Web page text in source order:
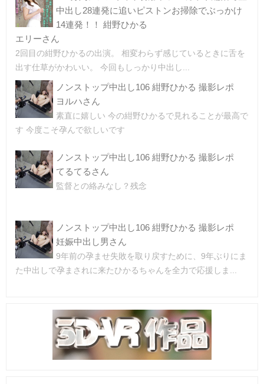
中出し28連発に追いピストンお掃除でぶっかけ
14連発！！ 紺野ひかる
エリーさん
2回目の紺野ひかるの出演。 相変わらず感じているときに舌を
出す仕草がかわいい。 今回もしっかり中出し...
ノンストップ中出し106 紺野ひかる 撮影レポ
ヨルハさん
素直に嬉しい 今の紺野ひかるで見れることが最高で
す 今度こそ孕んで欲しいです
ノンストップ中出し106 紺野ひかる 撮影レポ
てるてるさん
監督との絡みなし？残念
ノンストップ中出し106 紺野ひかる 撮影レポ
妊娠中出し男さん
9年前の孕ませ失敗を取り戻すために、9年ぶりにま
た中出しで孕まされに来たひかるちゃんを全力で応援しま...